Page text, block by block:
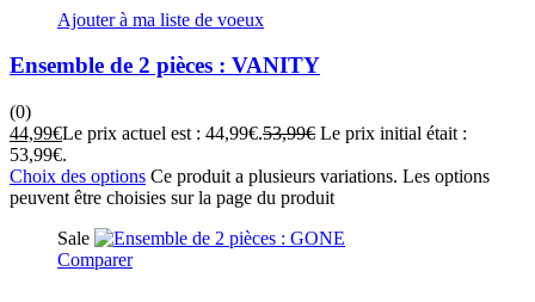
Ajouter à ma liste de voeux
Ensemble de 2 pièces : VANITY
(0)
44,99€Le prix actuel est : 44,99€.53,99€ Le prix initial était :
53,99€.
Choix des options Ce produit a plusieurs variations. Les options
peuvent être choisies sur la page du produit
Sale
Comparer